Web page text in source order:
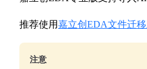
推荐使用嘉立创EDA文件迁
注意